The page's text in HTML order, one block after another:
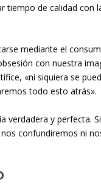
tiempo de calidad
mediante el
con nuestra
«ni siquiera se
todo esto atrás».
verdadera y perfecta.
confundiremos ni